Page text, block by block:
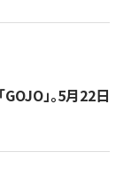
」。5月22日